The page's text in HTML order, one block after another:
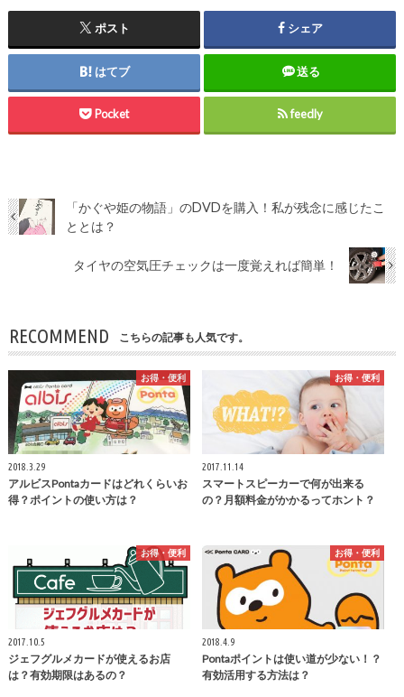
ポスト シェア
はてブ 送る
Pocket feedly
「かぐや姫の物語」のDVDを購入！私が残念に感じたこ
ととは？
タイヤの空気圧チェックは一度覚えれば簡単！
RECOMMEND こちらの記事も人気です。
お得・便利
2018.3.29
アルビスPontaカードはどれくらいお
得？ポイントの使い方は？
お得・便利
2017.11.14
スマートスピーカーで何が出来る
の？月額料金がかかるってホント？
お得・便利
2017.10.5
ジェフグルメカードが使えるお店
は？有効期限はあるの？
お得・便利
2018.4.9
Pontaポイントは使い道が少ない！？
有効活用する方法は？